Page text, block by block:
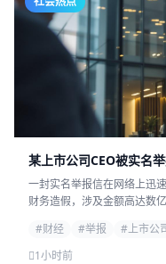
某上市公司CEO被实名
一封实名举报信在网络上迅
财务造假，涉及金额高达数
#财经
#举报
#上市公
1小时前